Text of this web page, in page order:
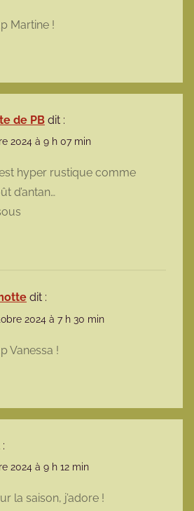
Martine !
de PB dit :
2024 à 9 h 07 min
hyper rustique comme
d’antan…
dit :
2024 à 7 h 30 min
Vanessa !
2024 à 9 h 12 min
la saison, j’adore !